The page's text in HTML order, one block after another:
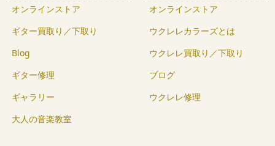
オンラインストア
ギター買取り／下取り
Blog
ギター修理
ギャラリー
大人の音楽教室
オンラインストア
ウクレレカラーズとは
ウクレレ買取り／下取り
ブログ
ウクレレ修理